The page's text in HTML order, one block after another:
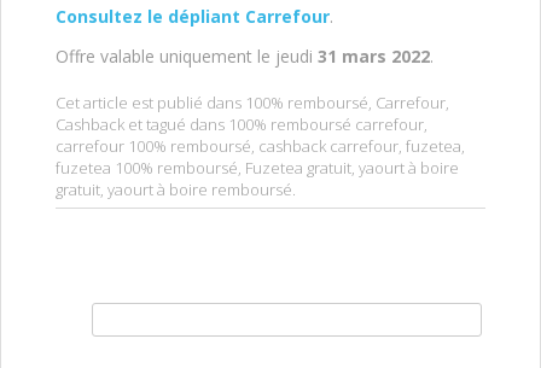
Consultez le dépliant Carrefour.
Offre valable uniquement le jeudi 31 mars 2022.
Cet article est publié dans 100% remboursé, Carrefour,
Cashback et tagué dans 100% remboursé carrefour,
carrefour 100% remboursé, cashback carrefour, fuzetea,
fuzetea 100% remboursé, Fuzetea gratuit, yaourt à boire
gratuit, yaourt à boire remboursé.